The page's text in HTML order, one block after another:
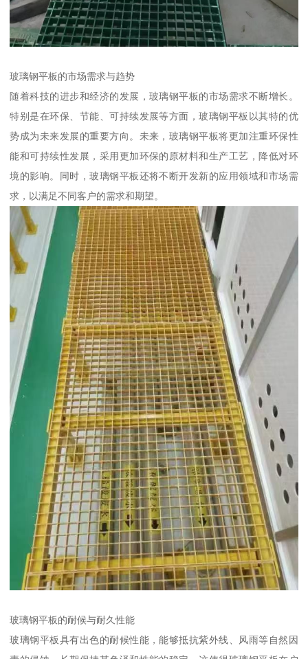
玻璃钢平板的市场需求与趋势
随着科技的进步和经济的发展，玻璃钢平板的市场需求不断增长。
特别是在环保、节能、可持续发展等方面，玻璃钢平板以其特的优
势成为未来发展的重要方向。未来，玻璃钢平板将更加注重环保性
能和可持续性发展，采用更加环保的原材料和生产工艺，降低对环
境的影响。同时，玻璃钢平板还将不断开发新的应用领域和市场需
求，以满足不同客户的需求和期望。
玻璃钢平板的耐候与耐久性能
玻璃钢平板具有出色的耐候性能，能够抵抗紫外线、风雨等自然因